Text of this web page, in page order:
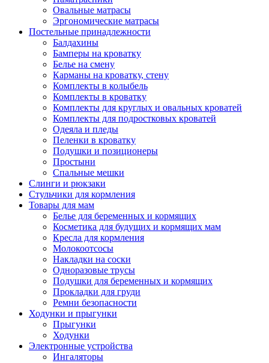
Овальные матрасы
Эргономические матрасы
Постельные принадлежности
Балдахины
Бамперы на кроватку
Белье на смену
Карманы на кроватку, стену
Комплекты в колыбель
Комплекты в кроватку
Комплекты для круглых и овальных кроватей
Комплекты для подростковых кроватей
Одеяла и пледы
Пеленки в кроватку
Подушки и позиционеры
Простыни
Спальные мешки
Слинги и рюкзаки
Стульчики для кормления
Товары для мам
Белье для беременных и кормящих
Косметика для будущих и кормящих мам
Кресла для кормления
Молокоотсосы
Накладки на соски
Одноразовые трусы
Подушки для беременных и кормящих
Прокладки для груди
Ремни безопасности
Ходунки и прыгунки
Прыгунки
Ходунки
Электронные устройства
Ингаляторы